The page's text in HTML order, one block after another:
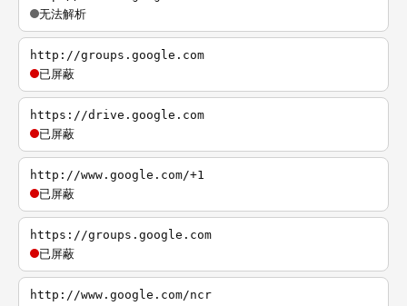
无法解析
http://groups.google.com
已屏蔽
https://drive.google.com
已屏蔽
http://www.google.com/+1
已屏蔽
https://groups.google.com
已屏蔽
http://www.google.com/ncr